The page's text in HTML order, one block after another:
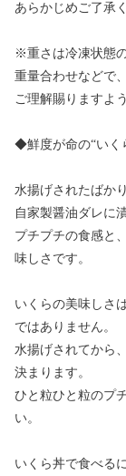
あらかじめご了承
※重さは冷凍状態
重量合わせなどで
ご理解賜りますよ
◆鮮度が命の“いく
水揚げされたばか
自家製醤油ダレに
プチプチの食感と
味しさです。
いくらの美味しさ
ではありません。
水揚げされてから
決まります。
ひと粒ひと粒のプ
い。
いくら丼で食べる